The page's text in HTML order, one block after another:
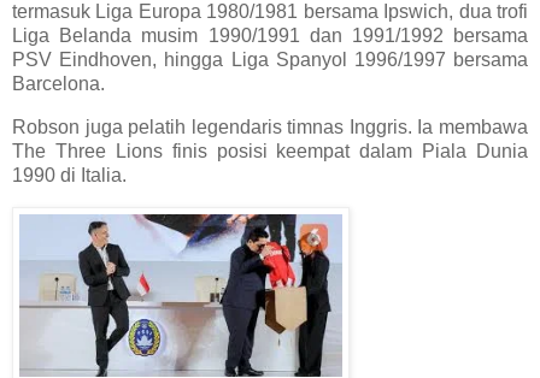
termasuk Liga Europa 1980/1981 bersama Ipswich, dua trofi
Liga Belanda musim 1990/1991 dan 1991/1992 bersama
PSV Eindhoven, hingga Liga Spanyol 1996/1997 bersama
Barcelona.
Robson juga pelatih legendaris timnas Inggris. Ia membawa
The Three Lions finis posisi keempat dalam Piala Dunia
1990 di Italia.